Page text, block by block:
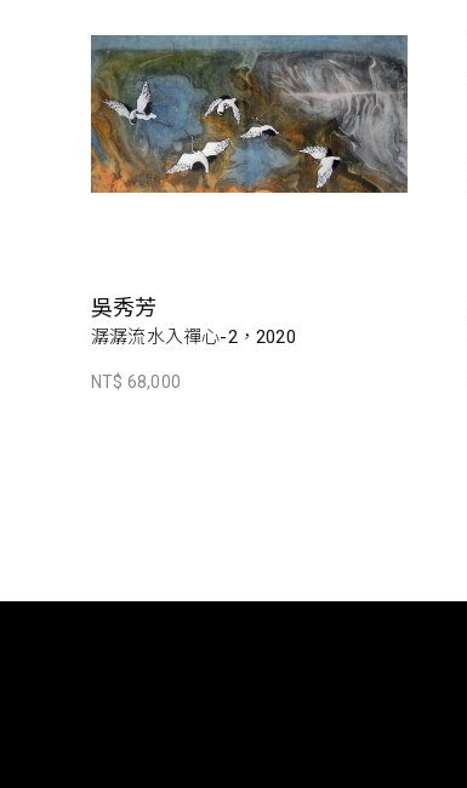
吳秀芳
潺潺流水入禪心-2，2020
NT$ 68,000